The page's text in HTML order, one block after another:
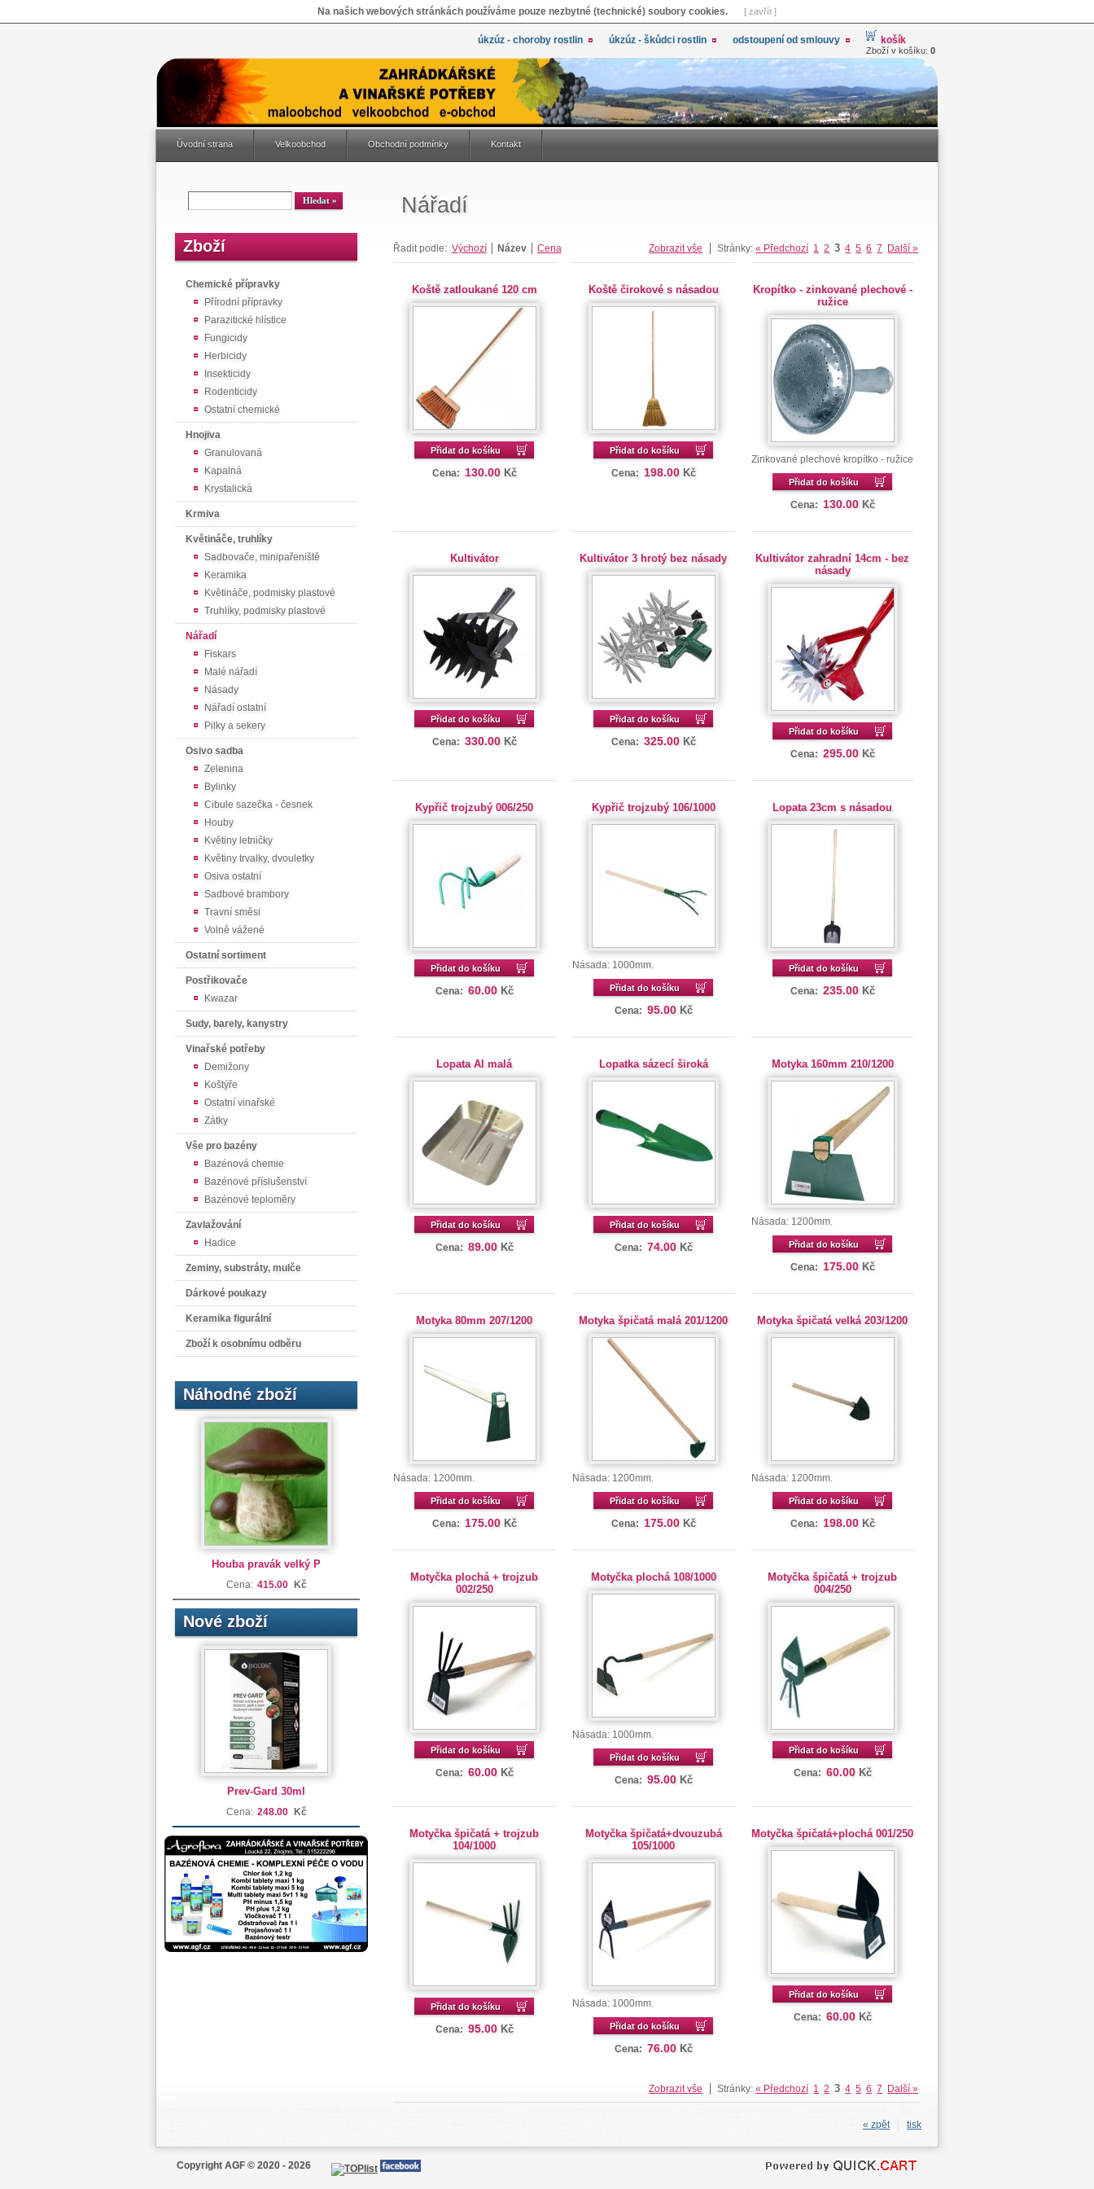
Na našich webových stránkách používáme pouze nezbytné (technické) soubory cookies. [ zavřít ]
úkzúz - choroby rostlin úkzúz - škůdci rostlin odstoupení od smlouvy košík
Zboží v košíku: 0
Úvodní strana Velkoobchod Obchodní podmínky Kontakt
Zboží
Chemické přípravky
Přírodní přípravky
Parazitické hlístice
Fungicidy
Herbicidy
Insekticidy
Rodenticidy
Ostatní chemické
Hnojiva
Granulovaná
Kapalná
Krystalická
Krmiva
Květináče, truhlíky
Sadbovače, minipařeniště
Keramika
Květináče, podmisky plastové
Truhlíky, podmisky plastové
Nářadí
Fiskars
Malé nářadí
Násady
Nářadí ostatní
Pilky a sekery
Osivo sadba
Zelenina
Bylinky
Cibule sazečka - česnek
Houby
Květiny letničky
Květiny trvalky, dvouletky
Osiva ostatní
Sadbové brambory
Travní směsi
Volně vážené
Ostatní sortiment
Postřikovače
Kwazar
Sudy, barely, kanystry
Vinařské potřeby
Demižony
Koštýře
Ostatní vinařské
Zátky
Vše pro bazény
Bazénová chemie
Bazénové příslušenství
Bazénové teploměry
Zavlažování
Hadice
Zeminy, substráty, mulče
Dárkové poukazy
Keramika figurální
Zboží k osobnímu odběru
Náhodné zboží
Houba pravák velký P
Cena: 415.00 Kč
Nové zboží
Prev-Gard 30ml
Cena: 248.00 Kč
Nářadí
Řadit podle: Výchozí Název Cena Zobrazit vše Stránky: « Předchozí 1 2 3 4 5 6 7 Další »
Koště zatloukané 120 cm
Přidat do košíku
Cena: 130.00 Kč
Koště čirokové s násadou
Přidat do košíku
Cena: 198.00 Kč
Kropítko - zinkované plechové -
ružice
Zinkované plechové kropítko - ružice
Přidat do košíku
Cena: 130.00 Kč
Kultivátor
Přidat do košíku
Cena: 330.00 Kč
Kultivátor 3 hrotý bez násady
Přidat do košíku
Cena: 325.00 Kč
Kultivátor zahradní 14cm - bez
násady
Přidat do košíku
Cena: 295.00 Kč
Kypřič trojzubý 006/250
Přidat do košíku
Cena: 60.00 Kč
Kypřič trojzubý 106/1000
Násada: 1000mm.
Přidat do košíku
Cena: 95.00 Kč
Lopata 23cm s násadou
Přidat do košíku
Cena: 235.00 Kč
Lopata Al malá
Přidat do košíku
Cena: 89.00 Kč
Lopatka sázecí široká
Přidat do košíku
Cena: 74.00 Kč
Motyka 160mm 210/1200
Násada: 1200mm.
Přidat do košíku
Cena: 175.00 Kč
Motyka 80mm 207/1200
Násada: 1200mm.
Přidat do košíku
Cena: 175.00 Kč
Motyka špičatá malá 201/1200
Násada: 1200mm.
Přidat do košíku
Cena: 175.00 Kč
Motyka špičatá velká 203/1200
Násada: 1200mm.
Přidat do košíku
Cena: 198.00 Kč
Motyčka plochá + trojzub
002/250
Přidat do košíku
Cena: 60.00 Kč
Motyčka plochá 108/1000
Násada: 1000mm.
Přidat do košíku
Cena: 95.00 Kč
Motyčka špičatá + trojzub
004/250
Přidat do košíku
Cena: 60.00 Kč
Motyčka špičatá + trojzub
104/1000
Přidat do košíku
Cena: 95.00 Kč
Motyčka špičatá+dvouzubá
105/1000
Násada: 1000mm.
Přidat do košíku
Cena: 76.00 Kč
Motyčka špičatá+plochá 001/250
Přidat do košíku
Cena: 60.00 Kč
Zobrazit vše Stránky: « Předchozí 1 2 3 4 5 6 7 Další »
tisk
« zpět
Copyright AGF © 2020 - 2026